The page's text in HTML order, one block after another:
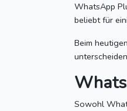
WhatsApp
beliebt für
Beim
Sowohl